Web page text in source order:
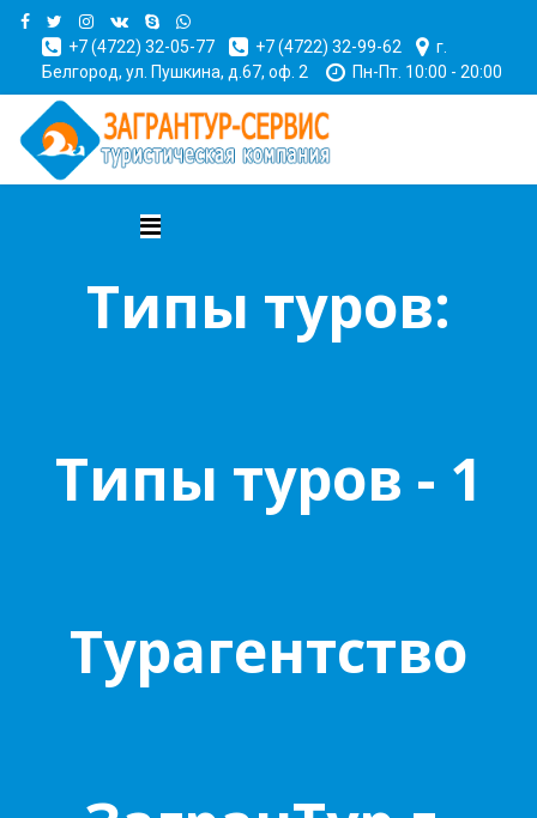
+7 (4722) 32-05-77 +7 (4722) 32-99-62
г.
Белгород, ул. Пушкина, д.67, оф. 2
Пн-Пт. 10:00 - 20:00
Типы туров:
Типы туров - 1
Турагентство